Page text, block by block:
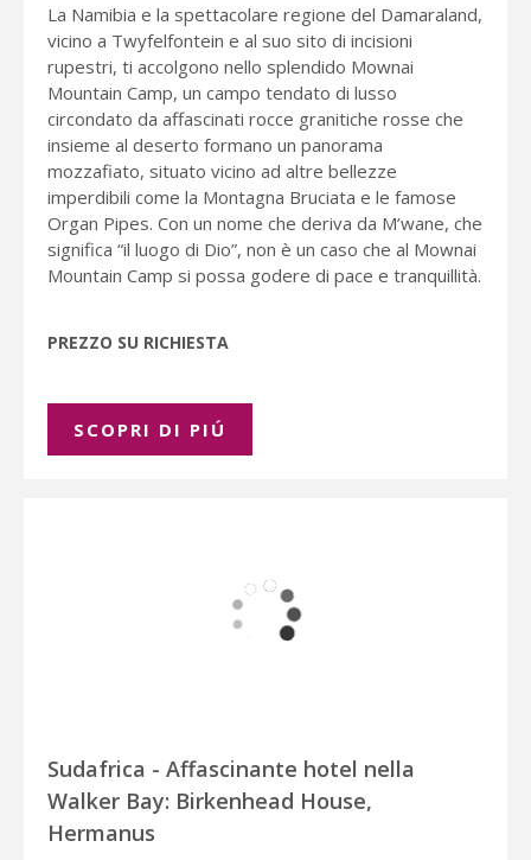
La Namibia e la spettacolare regione del Damaraland,
vicino a Twyfelfontein e al suo sito di incisioni
rupestri, ti accolgono nello splendido Mownai
Mountain Camp, un campo tendato di lusso
circondato da affascinati rocce granitiche rosse che
insieme al deserto formano un panorama
mozzafiato, situato vicino ad altre bellezze
imperdibili come la Montagna Bruciata e le famose
Organ Pipes. Con un nome che deriva da M’wane, che
significa “il luogo di Dio”, non è un caso che al Mownai
Mountain Camp si possa godere di pace e tranquillità.
PREZZO SU RICHIESTA
SCOPRI DI PIÚ
Sudafrica - Affascinante hotel nella
Walker Bay: Birkenhead House,
Hermanus